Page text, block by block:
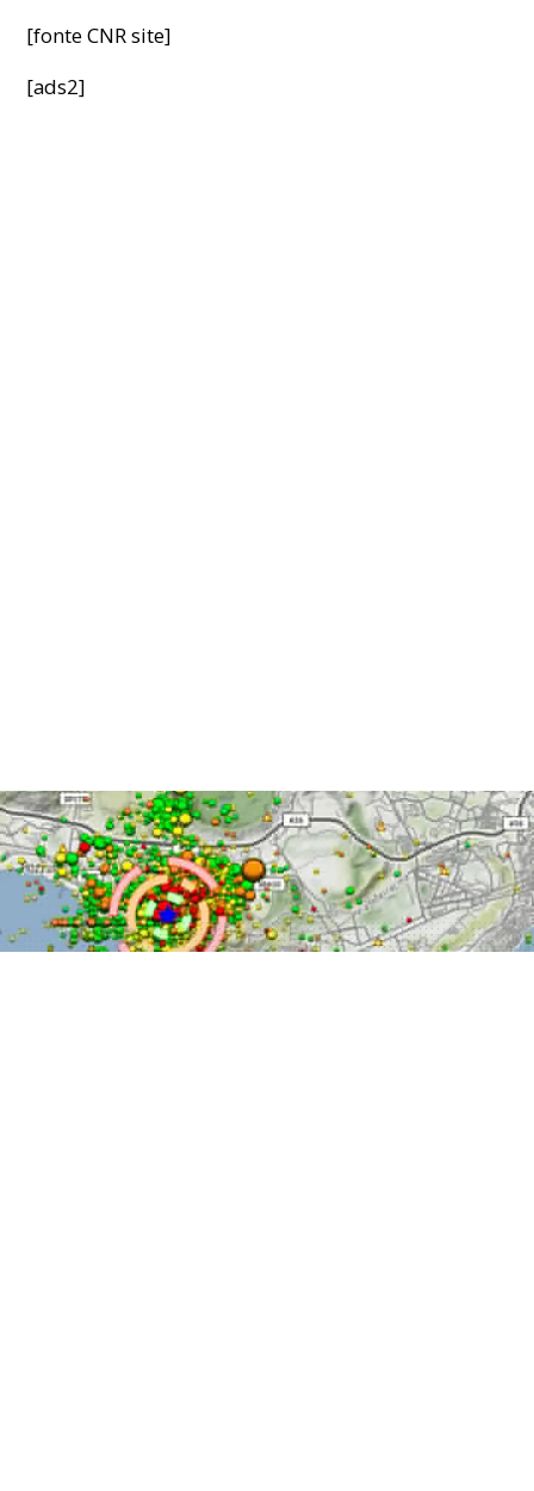
[fonteCNR site]
[ads2]